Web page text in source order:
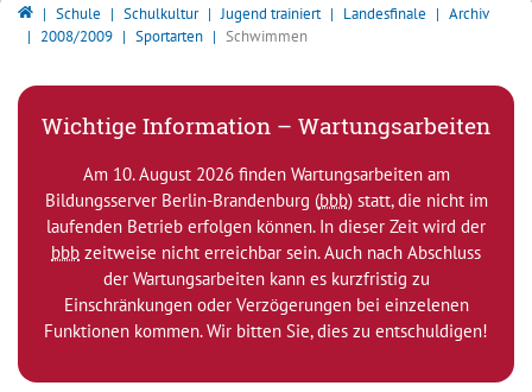
Bildungsserver Berlin - Brandenburg
Schule Schulkultur Jugend trainiert Landesfinale
Archiv
2008/2009
Sportarten Schwimmen
Wichtige Information – Wartungsarbeiten
Am 10. August 2026 finden Wartungsarbeiten am
Bildungsserver Berlin-Brandenburg (bbb) statt, die nicht im
laufenden Betrieb erfolgen können. In dieser Zeit wird der
bbb zeitweise nicht erreichbar sein. Auch nach Abschluss
der Wartungsarbeiten kann es kurzfristig zu
Einschränkungen oder Verzögerungen bei einzelenen
Funktionen kommen. Wir bitten Sie, dies zu entschuldigen!